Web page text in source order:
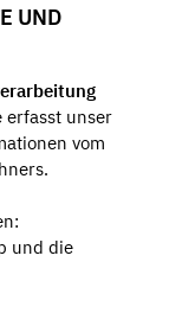
UND
unser
vom
und die